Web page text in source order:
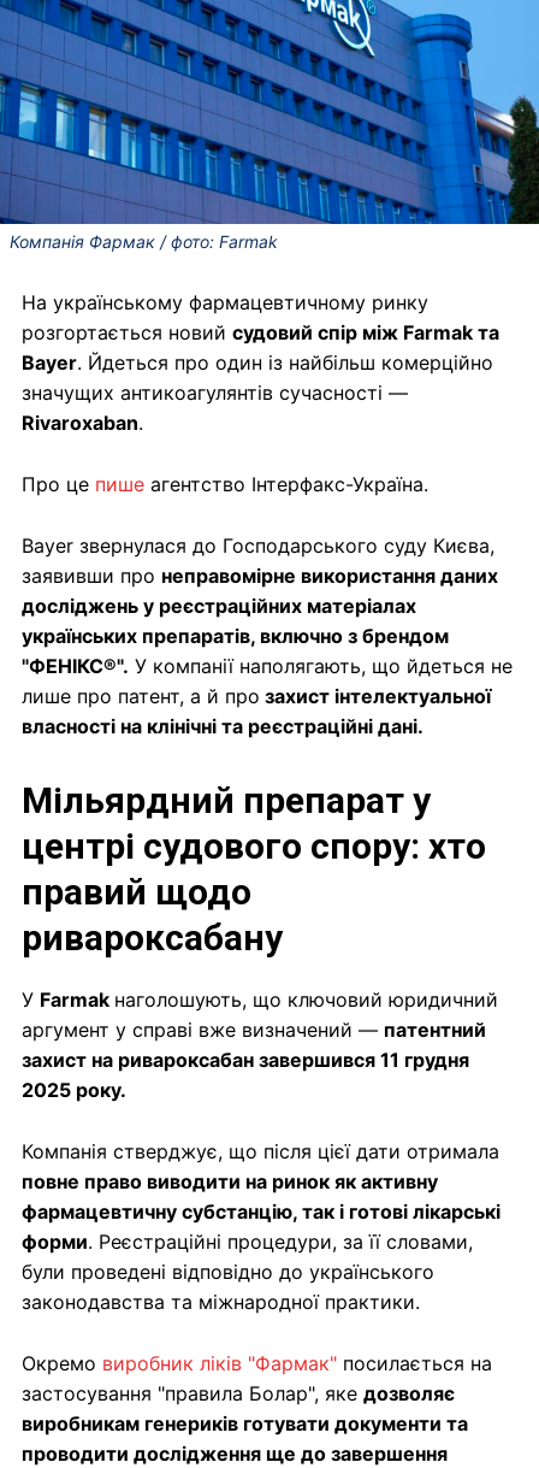
Компанія Фармак / фото: Farmak
На українському фармацевтичному ринку
розгортається новий судовий спір між Farmak та
Bayer. Йдеться про один із найбільш комерційно
значущих антикоагулянтів сучасності —
Rivaroxaban.
Про це пише агентство Інтерфакс-Україна.
Bayer звернулася до Господарського суду Києва,
заявивши про неправомірне використання даних
досліджень у реєстраційних матеріалах
українських препаратів, включно з брендом
"ФЕНІКС®". У компанії наполягають, що йдеться не
лише про патент, а й про захист інтелектуальної
власності на клінічні та реєстраційні дані.
Мільярдний препарат у
центрі судового спору: хто
правий щодо
ривароксабану
У Farmak наголошують, що ключовий юридичний
аргумент у справі вже визначений — патентний
захист на ривароксабан завершився 11 грудня
2025 року.
Компанія стверджує, що після цієї дати отримала
повне право виводити на ринок як активну
фармацевтичну субстанцію, так і готові лікарські
форми. Реєстраційні процедури, за її словами,
були проведені відповідно до українського
законодавства та міжнародної практики.
Окремо виробник ліків "Фармак" посилається на
застосування "правила Болар", яке дозволяє
виробникам генериків готувати документи та
проводити дослідження ще до завершення